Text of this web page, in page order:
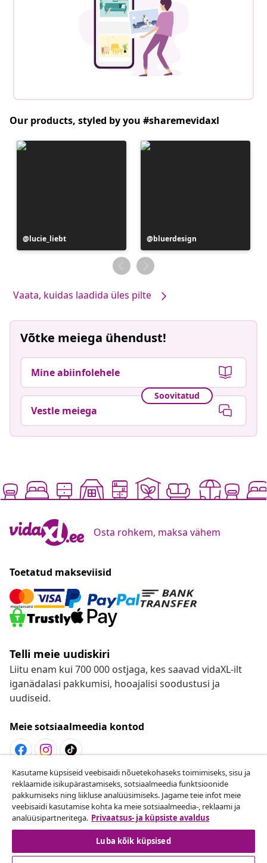
Our products, styled by you #sharemevidaxl
Postitus
avaldatud
lucie_liebt
Postitus
avaldatud
bluerdesign
Vaata, kuidas laadida üles pilte
Võtke meiega ühendust!
Mine abiinfolehele
Soovitatud
Vestle meiega
Osta rohkem, maksa vähem
Toetatud makseviisid
Telli meie uudiskiri
Liitu enam kui 700 000 ostjaga, kes saavad vidaXL-ilt
iganädalasi pakkumisi, hooajalisi soodustusi ja
uudiseid.
Meie sotsiaalmeedia kontod
Lepingust taganemine
Esita oma tellimuse kohta tagastamissoov.
Lepingust taganemine
Kasutame küpsiseid veebisaidi nõuetekohaseks toimimiseks, sisu ja
reklaamide isikupärastamiseks, sotsiaalmeedia funktsioonide
pakkumiseks ning liikluse analüüsimiseks. Jagame teie infot meie
veebisaidi kasutamise kohta ka meie sotsiaalmeedia-, reklaami ja
analüüsipartneritega. Privaatsus- ja küpsiste avaldus
Luba kõik küpsised